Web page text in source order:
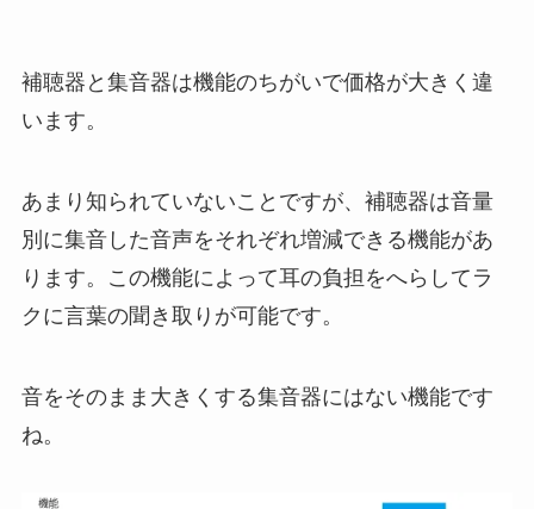
補聴器と集音器は機能のちがいで価格が大きく違
います。
あまり知られていないことですが、補聴器は音量
別に集音した音声をそれぞれ増減できる機能があ
ります。この機能によって耳の負担をへらしてラ
クに言葉の聞き取りが可能です。
音をそのまま大きくする集音器にはない機能です
ね。